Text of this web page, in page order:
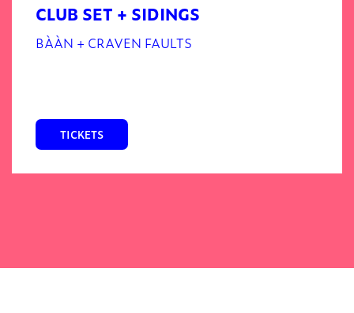
CLUB SET + SIDINGS
BÀÀN + CRAVEN FAULTS
TICKETS